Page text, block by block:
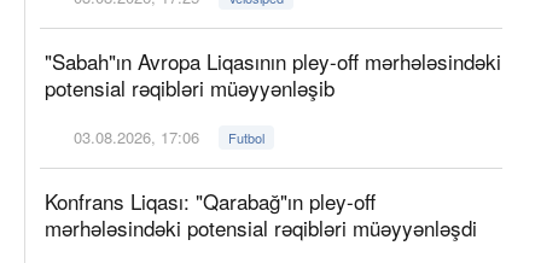
"Sabah"ın Avropa Liqasının pley-off mərhələsindəki
potensial rəqibləri müəyyənləşib
03.08.2026, 17:06 Futbol
Konfrans Liqası: "Qarabağ"ın pley-off
mərhələsindəki potensial rəqibləri müəyyənləşdi